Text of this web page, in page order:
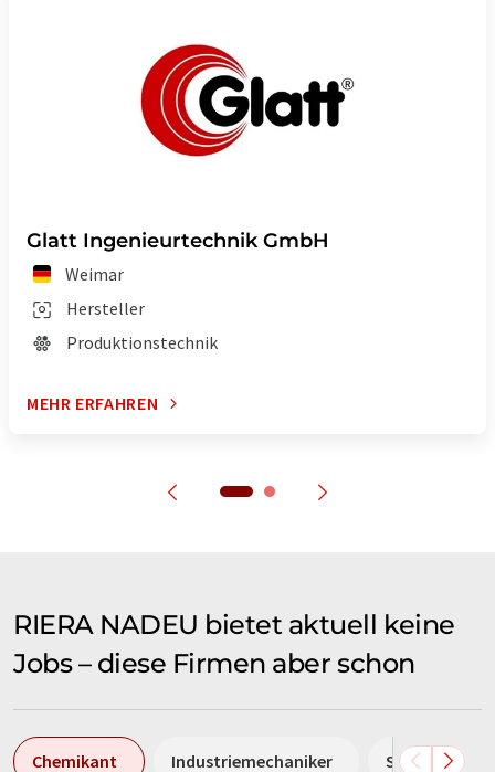
Glatt Ingenieurtechnik GmbH
Weimar
Hersteller
Produktionstechnik
MEHR ERFAHREN
RIERA NADEU bietet aktuell keine
Jobs – diese Firmen aber schon
Chemikant Industriemechaniker Sales